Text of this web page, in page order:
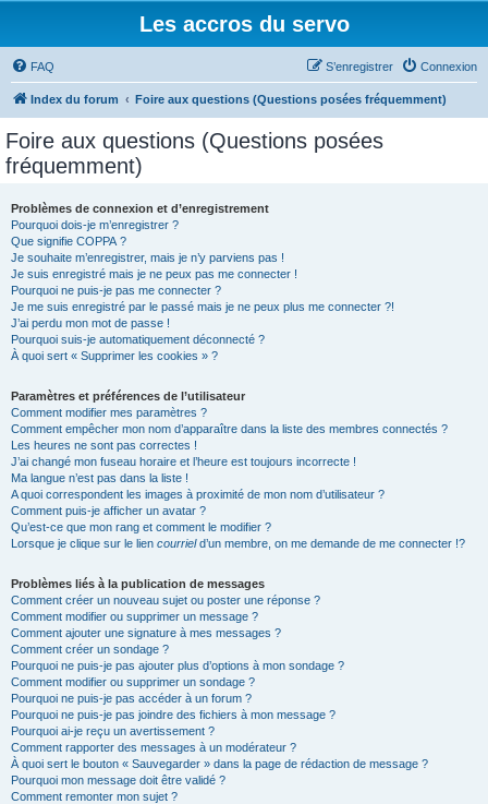
Les accros du servo
FAQ Connexion
S’enregistrer
Index du forum Foire aux questions (Questions posées fréquemment)
Foire aux questions (Questions posées
fréquemment)
Problèmes de connexion et d’enregistrement
Pourquoi dois-je m’enregistrer ?
Que signifie COPPA ?
Je souhaite m’enregistrer, mais je n’y parviens pas !
Je suis enregistré mais je ne peux pas me connecter !
Pourquoi ne puis-je pas me connecter ?
Je me suis enregistré par le passé mais je ne peux plus me connecter ?!
J’ai perdu mon mot de passe !
Pourquoi suis-je automatiquement déconnecté ?
À quoi sert « Supprimer les cookies » ?
Paramètres et préférences de l’utilisateur
Comment modifier mes paramètres ?
Comment empêcher mon nom d’apparaître dans la liste des membres connectés ?
Les heures ne sont pas correctes !
J’ai changé mon fuseau horaire et l’heure est toujours incorrecte !
Ma langue n’est pas dans la liste !
A quoi correspondent les images à proximité de mon nom d’utilisateur ?
Comment puis-je afficher un avatar ?
Qu’est-ce que mon rang et comment le modifier ?
Lorsque je clique sur le lien courrield’un membre, on me demande de me connecter !?
Problèmes liés à la publication de messages
Comment créer un nouveau sujet ou poster une réponse ?
Comment modifier ou supprimer un message ?
Comment ajouter une signature à mes messages ?
Comment créer un sondage ?
Pourquoi ne puis-je pas ajouter plus d’options à mon sondage ?
Comment modifier ou supprimer un sondage ?
Pourquoi ne puis-je pas accéder à un forum ?
Pourquoi ne puis-je pas joindre des fichiers à mon message ?
Pourquoi ai-je reçu un avertissement ?
Comment rapporter des messages à un modérateur ?
À quoi sert le bouton « Sauvegarder » dans la page de rédaction de message ?
Pourquoi mon message doit être validé ?
Comment remonter mon sujet ?